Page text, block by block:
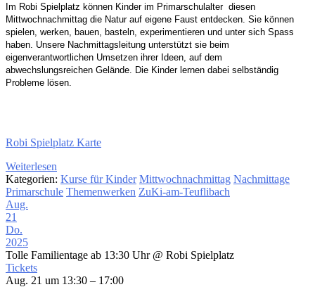
Im Robi Spielplatz können Kinder im Primarschulalter diesen
Mittwochnachmittag die Natur auf eigene Faust entdecken. Sie können
spielen, werken, bauen, basteln, experimentieren und unter sich Spass
haben. Unsere Nachmittagsleitung unterstützt sie beim
eigenverantwortlichen Umsetzen ihrer Ideen, auf dem
abwechslungsreichen Gelände. Die Kinder lernen dabei selbständig
Probleme lösen.
Robi Spielplatz Karte
Weiterlesen
Kategorien: Kurse für Kinder Mittwochnachmittag Nachmittage
Primarschule Themenwerken ZuKi-am-Teuflibach
Aug.
21
Do.
2025
Tolle Familientage ab 13:30 Uhr @ Robi Spielplatz
Tickets
Aug. 21 um 13:30 – 17:00